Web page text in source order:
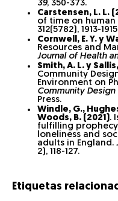
39, 350-373.
Carstensen, L. L.
of time on
312(5782), 1913-
Cornwell, E. Y. y
Resources and
Journal of Health
Smith, A. L. y
Community
Environment on
Community Design
Press.
Windle, G.,
Woods, B. (2021).
fulfilling
loneliness and
adults in England.
2), 118-127.
Etiquetas